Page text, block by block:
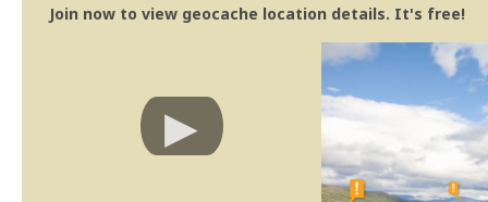
Join now to view geocache location details. It's free!